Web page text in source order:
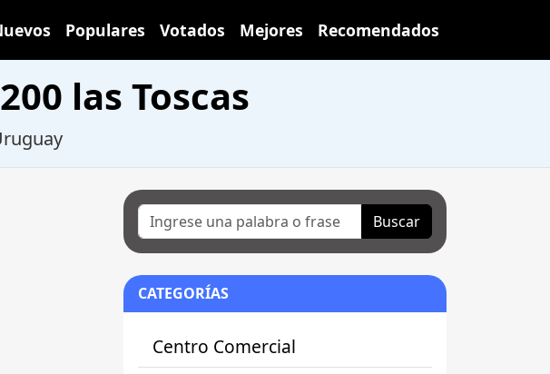
Populares Votados Mejores Recomendados
las Toscas
Buscar
CATEGORÍAS
Centro Comercial